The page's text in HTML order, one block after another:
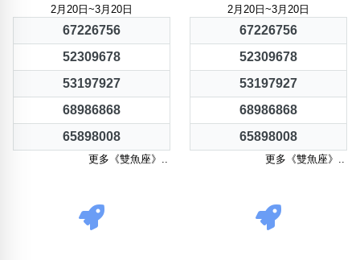
2月20日~3月20日
67226756
52309678
53197927
68986868
65898008
更多《雙魚座》..
2月20日~3月20日
67226756
52309678
53197927
68986868
65898008
更多《雙魚座》..